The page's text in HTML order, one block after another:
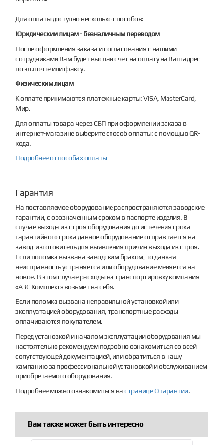
Для оплаты доступно несколько способов:
Юридическим лицам - безналичным переводом
После оформления заказа и согласования с нашими
сотрудниками Вам будет выслан счёт на оплату на Ваш адрес
по эл.почте или факсу.
Физическим лицам
К оплате принимаются платежные карты: VISA, MasterCard,
Мир.
Для оплаты товара через СБП при оформлении заказа в
интернет-магазине выберите способ оплаты: с помощью QR-
кода.
Подробнее о способах оплаты
Гарантия
На поставляемое оборудование распространяются заводские
гарантии, с обозначенным сроком в паспорте изделия. В
случае выхода из строя оборудования до истечения срока
гарантийного срока данное оборудование отправляется на
завод-изготовитель для выявления причин выхода из строя.
Если поломка вызвана заводским браком, то данная
неисправность устраняется или оборудование меняется на
новое. В этом случае расходы на транспортировку компания
«АЗС Комплект» возьмет на себя.
Если поломка вызвана неправильной установкой или
эксплуатацией оборудования, транспортные расходы
оплачиваются покупателем.
Перед установкой и началом эксплуатации оборудования мы
настоятельно рекомендуем подробно ознакомиться со всей
сопутствующей документацией, или обратиться в нашу
кампанию за профессиональной установкой и обслуживанием
приобретаемого оборудования.
Подробнее можно ознакомиться настранице О гарантии.
Вам также может быть интересно